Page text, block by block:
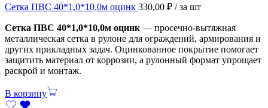
Сетка ПВС 40*1,0*10,0м оцинк 330,00 ₽ / за шт
Сетка ПВС 40*1,0*10,0м оцинк — просечно-вытяжная
металлическая сетка в рулоне для ограждений, армирования и
других прикладных задач. Оцинкованное покрытие помогает
защитить материал от коррозии, а рулонный формат упрощает
раскрой и монтаж.
В корзину